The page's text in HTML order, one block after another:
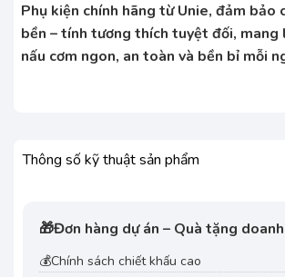
Phụ kiện chính hãng từ Unie, đảm bảo
bền – tính tương thích tuyệt đối,
nấu cơm ngon, an toàn và bền bỉ mỗi
Thông số kỹ thuật sản phẩm
🎁Đơn hàng dự án – Quà tặng
💰Chính sách chiết khấu cao